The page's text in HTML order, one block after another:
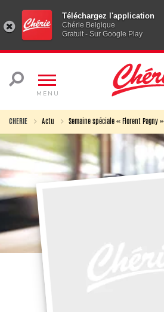
Téléchargez l'application
Chérie Belgique
Gratuit - Sur Google Play
MENU
CHERIE Actu Semaine spéciale « Florent Pagny »